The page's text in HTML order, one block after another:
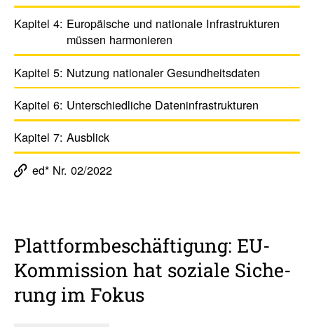
Kapitel 4: Euro­päi­sche und natio­nale Infra­struk­turen
müssen harmo­nieren
Kapitel 5: Nutzung natio­naler Gesund­heits­daten
Kapitel 6: Unter­schied­liche Daten­in­fra­struk­turen
Kapitel 7: Ausblick
ed* Nr. 02/2022
Platt­form­be­schäf­ti­gung: EU-
Kommis­sion hat soziale Siche­
rung im Fokus